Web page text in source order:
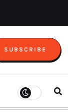
SUBSCRIBE